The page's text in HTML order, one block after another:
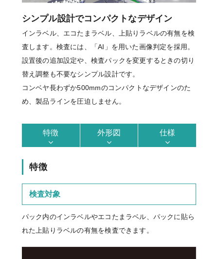
シンプル設計でコンパクトなデザイン
インラベル、エコたまラベル、上貼りラベルの有無を検
査します。検査には、「AI」を用いた画像判定を採用。
設置後の追加設定や、検査パックを変更するときの切り
替え調整も不要なシンプル設計です。
コンベヤ長わずか500mmのコンパクトなデザインのた
め、製品ラインを圧迫しません。
特徴 外形図 仕様
特徴
検査対象
パック内のインラベルやエコたまラベル、パックに貼ら
れた上貼りラベルの有無を検査できます。